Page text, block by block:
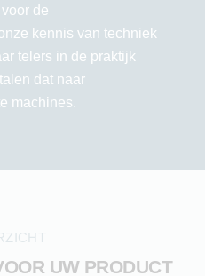
de
kennis van techniek
telers in de praktijk
dat naar
machines.
UW PRODUCT